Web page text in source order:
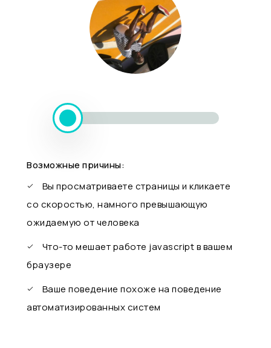
Возможные причины:
Вы просматриваете страницы и кликаете
со скоростью, намного превышающую
ожидаемую от человека
Что-то мешает работе javascript в вашем
браузере
Ваше поведение похоже на поведение
автоматизированных систем